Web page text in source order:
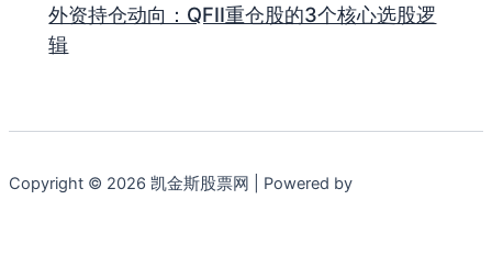
外资持仓动向：QFII重仓股的3个核心选股逻
辑
Copyright © 2026 凯金斯股票网 | Powered by